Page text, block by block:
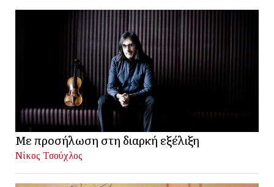
Με προσήλωση στη διαρκή εξέλιξη
Νίκος Τσούχλος